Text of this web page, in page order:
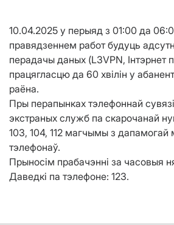
10.04.2025 у перыяд з 01:00 да
правядзеннем работ будуць
перадачы даных (L3VPN, Iнтэрнет
працягласцю да 60 хвілін у
раёна.
Пры перапынках тэлефоннай
экстраных служб па скарочанай
103, 104, 112 магчымы з дапамогай
тэлефонаў.
Прыносім прабачэнні за часовыя
Даведкі па тэлефоне: 123.